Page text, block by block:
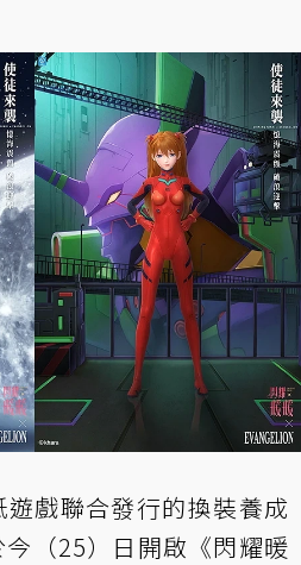
戲聯合發行的換裝養成
今（25）日開啟《閃耀暖